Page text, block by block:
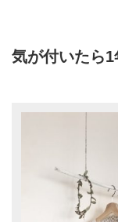
気が付いたら